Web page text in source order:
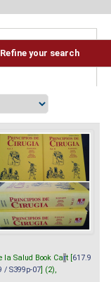
Refine your search
la Salud Book Cart [ 617.9
/ S399p-07 ] (2),